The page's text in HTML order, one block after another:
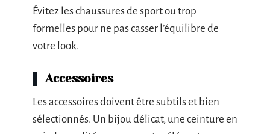
Évitez les chaussures de sport ou trop
formelles pour ne pas casser l’équilibre de
votre look.
Accessoires
Les accessoires doivent être subtils et bien
sélectionnés. Un bijou délicat, une ceinture en